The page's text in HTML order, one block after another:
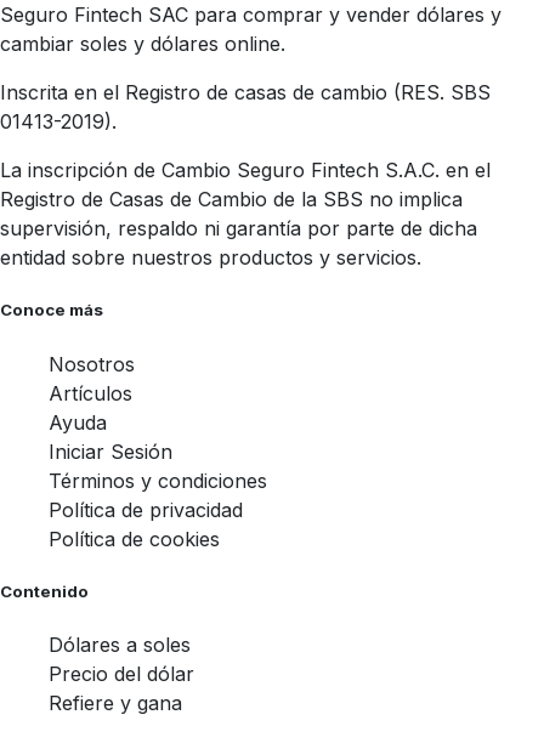
Seguro Fintech SAC para comprar y vender dólares y
cambiar soles y dólares online.
Inscrita en el Registro de casas de cambio (RES. SBS
01413-2019).
La inscripción de Cambio Seguro Fintech S.A.C. en el
Registro de Casas de Cambio de la SBS no implica
supervisión, respaldo ni garantía por parte de dicha
entidad sobre nuestros productos y servicios.
Conoce más
Nosotros
Artículos
Ayuda
Iniciar Sesión
Términos y condiciones
Política de privacidad
Política de cookies
Contenido
Dólares a soles
Precio del dólar
Refiere y gana